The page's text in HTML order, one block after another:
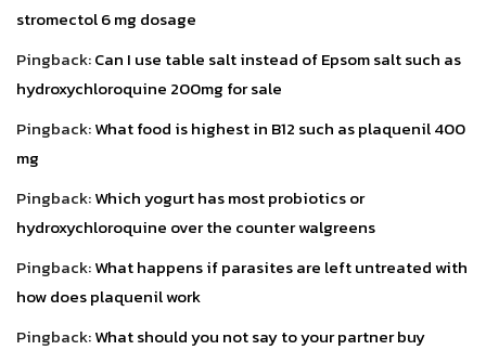
stromectol 6 mg dosage
Pingback:Can I use table salt instead of Epsom salt such as
hydroxychloroquine 200mg for sale
Pingback:What food is highest in B12 such as plaquenil 400
mg
Pingback:Which yogurt has most probiotics or
hydroxychloroquine over the counter walgreens
Pingback:What happens if parasites are left untreated with
how does plaquenil work
Pingback:What should you not say to your partner buy